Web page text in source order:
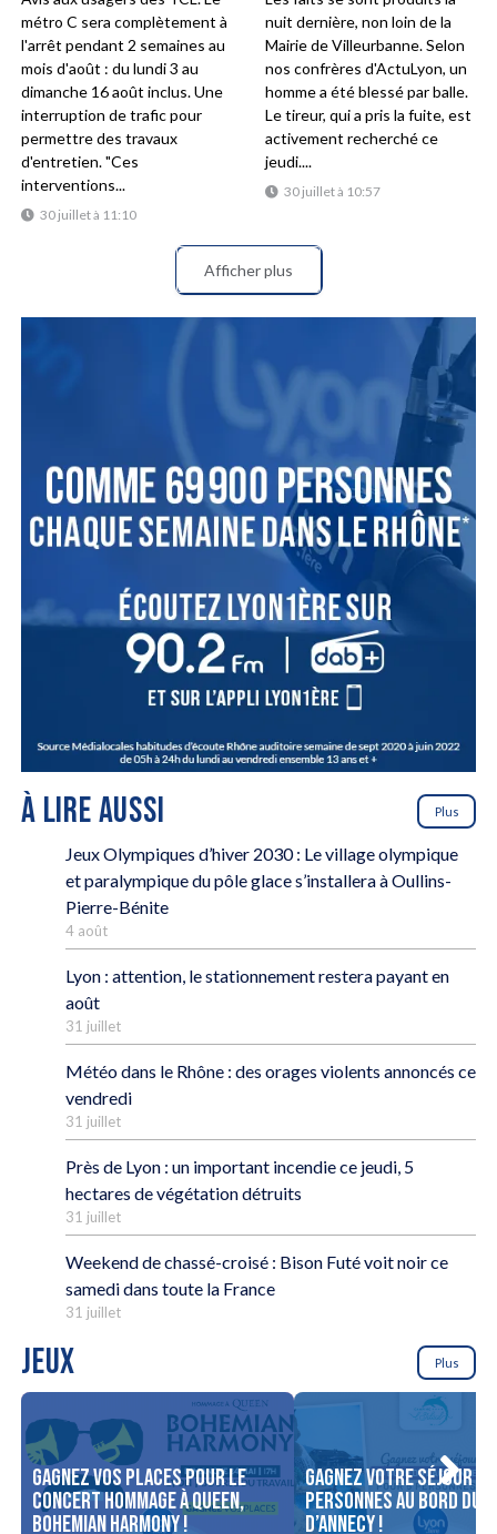
30 juillet à 11:10
métro C sera complètement à
l'arrêt pendant 2 semaines au
mois d'août : du lundi 3 au
dimanche 16 août inclus. Une
interruption de trafic pour
permettre des travaux
d'entretien. "Ces
interventions...
30 juillet à 10:57
nuit dernière, non loin de la
Mairie de Villeurbanne. Selon
nos confrères d'ActuLyon, un
homme a été blessé par balle.
Le tireur, qui a pris la fuite, est
activement recherché ce
jeudi....
Afficher plus
À LIRE AUSSI Plus
Jeux Olympiques d’hiver 2030 : Le village olympique
et paralympique du pôle glace s’installera à Oullins-
Pierre-Bénite
4 août
Lyon : attention, le stationnement restera payant en
août
31 juillet
Météo dans le Rhône : des orages violents annoncés ce
vendredi
31 juillet
Près de Lyon : un important incendie ce jeudi, 5
hectares de végétation détruits
31 juillet
Weekend de chassé-croisé : Bison Futé voit noir ce
samedi dans toute la France
31 juillet
JEUX Plus
Gagnez vos places pour le
concert Hommage à Queen,
Bohemian Harmony !
Gagnez votre séjour
personnes au bord du
d’Annecy !